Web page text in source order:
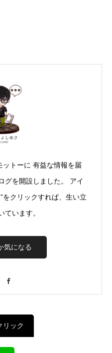
ットーに 有益な情報を届
グを開設しました。 アイ
をクリックすれば、生い立
ています。
気になる
リック